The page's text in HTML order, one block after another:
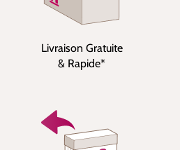
Livraison Gratuite
& Rapide*